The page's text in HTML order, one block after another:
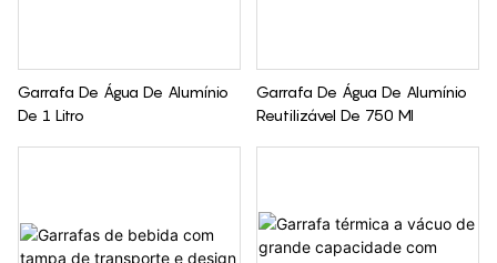
Garrafa De Água De Alumínio
De 1 Litro
Garrafa De Água De Alumínio
Reutilizável De 750 Ml